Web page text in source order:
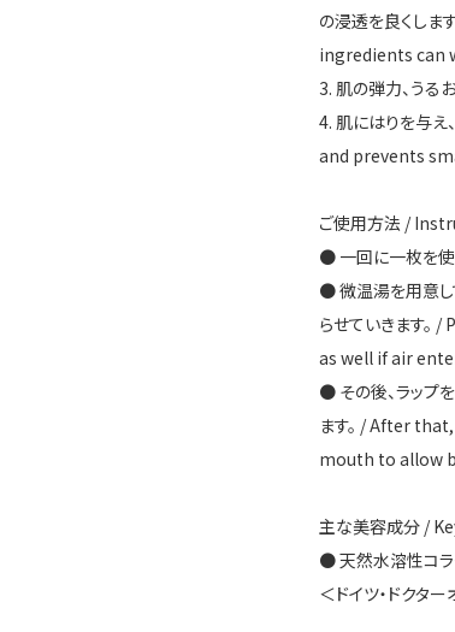
の浸透を良くし
ingredients can
3. 肌の弾力、う
4. 肌にはりを与
and prevents
ご使用方法 /
● 一回に一枚を
● 微温湯を用意し
らせていきます
as well if air
● その後、ラップ
ます。 / After
mouth to allow
主な美容成分 /
● 天然水溶性コ
＜ドイツ・ドク